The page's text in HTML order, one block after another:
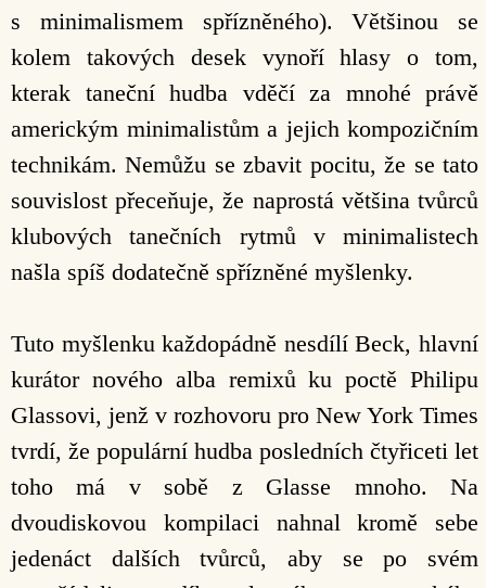
s minimalismem spřízněného). Většinou se
kolem takových desek vynoří hlasy o tom,
kterak taneční hudba vděčí za mnohé právě
americkým minimalistům a jejich kompozičním
technikám. Nemůžu se zbavit pocitu, že se tato
souvislost přeceňuje, že naprostá většina tvůrců
klubových tanečních rytmů v minimalistech
našla spíš dodatečně spřízněné myšlenky.
Tuto myšlenku každopádně nesdílí Beck, hlavní
kurátor nového alba remixů ku poctě Philipu
Glassovi, jenž v rozhovoru pro New York Times
tvrdí, že populární hudba posledních čtyřiceti let
toho má v sobě z Glasse mnoho. Na
dvoudiskovou kompilaci nahnal kromě sebe
jedenáct dalších tvůrců, aby se po svém